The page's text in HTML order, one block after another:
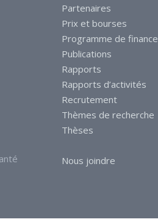
Partenaires
Prix et bourses
Programme de
Publications
Rapports
Rapports d’activités
Recrutement
Thèmes de recherche
Thèses
Nous joindre